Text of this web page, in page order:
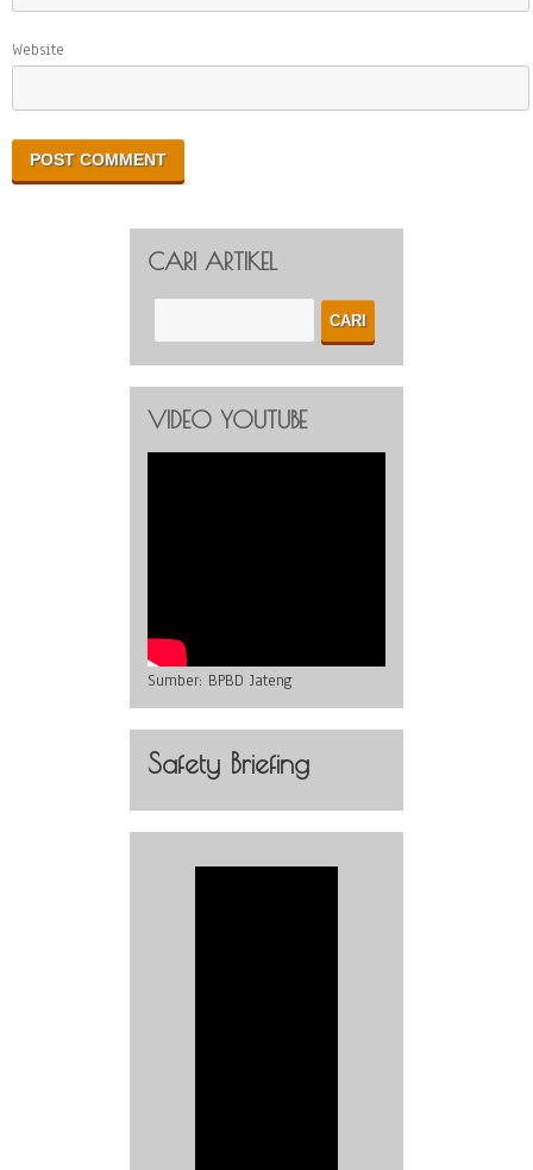
Website
CARI ARTIKEL
VIDEO YOUTUBE
Sumber: BPBD Jateng
Safety Briefing